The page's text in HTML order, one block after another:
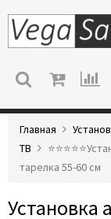
МЕНЮ
Главная
ТВ
тарелка 55-60 см
Установка